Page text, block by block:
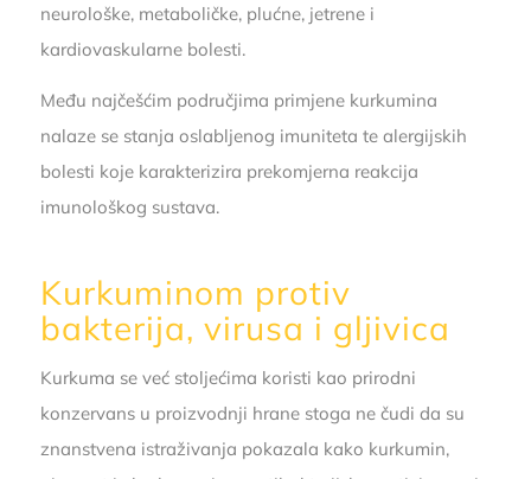
neurološke, metaboličke, plućne, jetrene i
kardiovaskularne bolesti.
Među najčešćim područjima primjene kurkumina
nalaze se stanja oslabljenog imuniteta te alergijskih
bolesti koje karakterizira prekomjerna reakcija
imunološkog sustava.
Kurkuminom protiv
bakterija, virusa i gljivica
Kurkuma se već stoljećima koristi kao prirodni
konzervans u proizvodnji hrane stoga ne čudi da su
znanstvena istraživanja pokazala kako kurkumin,